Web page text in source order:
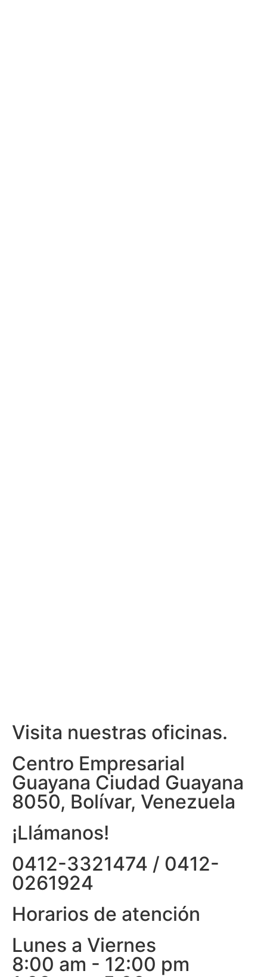
Visita nuestras oficinas.
Centro Empresarial
Guayana Ciudad Guayana
8050, Bolívar, Venezuela
¡Llámanos!
0412-3321474 / 0412-
0261924
Horarios de atención
Lunes a Viernes
8:00 am - 12:00 pm